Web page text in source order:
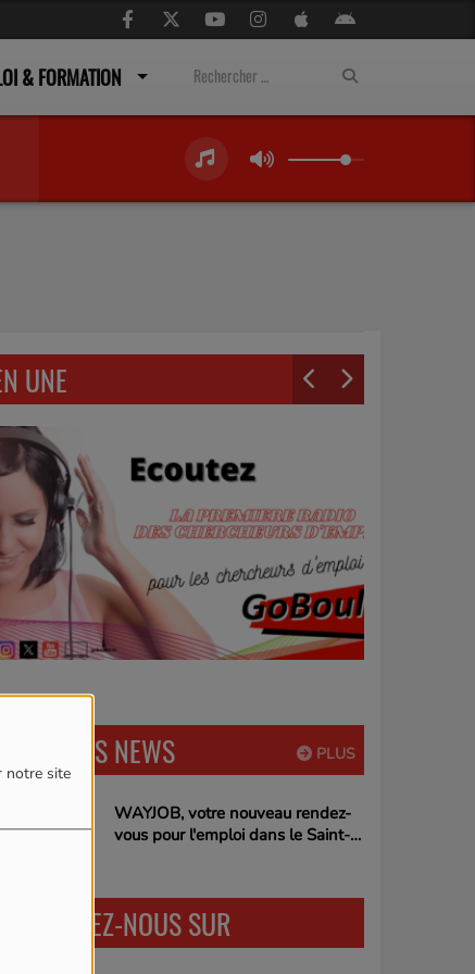
notre site
& FORMATION
UNE
PLUS
DERNIÈRES NEWS
WAYJOB, votre nouveau rendez-
vous pour l'emploi dans le Saint-
RETROUVEZ-NOUS SUR